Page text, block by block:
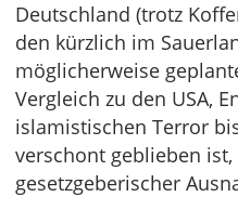
Deutschland (trotz
den kürzlich im
möglicherweise
Vergleich zu den USA,
islamistischen Terror
verschont geblieben
gesetzgeberischer